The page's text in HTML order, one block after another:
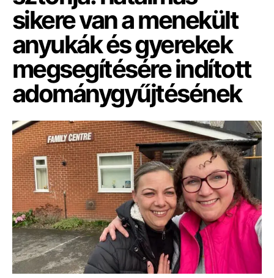
sikere van a menekült
anyukák és gyerekek
megsegítésére indított
adománygyűjtésének